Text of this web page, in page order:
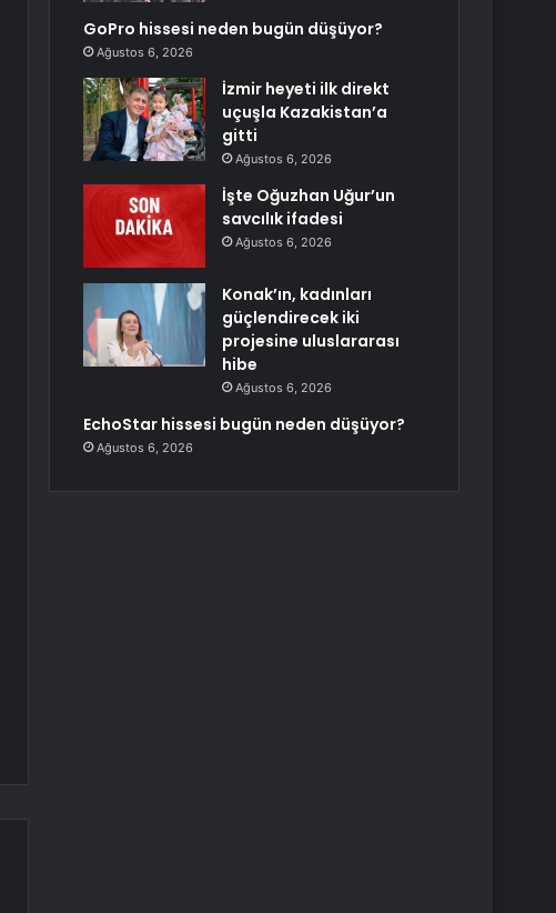
GoPro hissesi neden bugün düşüyor?
Ağustos 6, 2026
İzmir heyeti ilk direkt
uçuşla Kazakistan’a
gitti
Ağustos 6, 2026
İşte Oğuzhan Uğur’un
savcılık ifadesi
Ağustos 6, 2026
Konak’ın, kadınları
güçlendirecek iki
projesine uluslararası
hibe
Ağustos 6, 2026
EchoStar hissesi bugün neden düşüyor?
Ağustos 6, 2026